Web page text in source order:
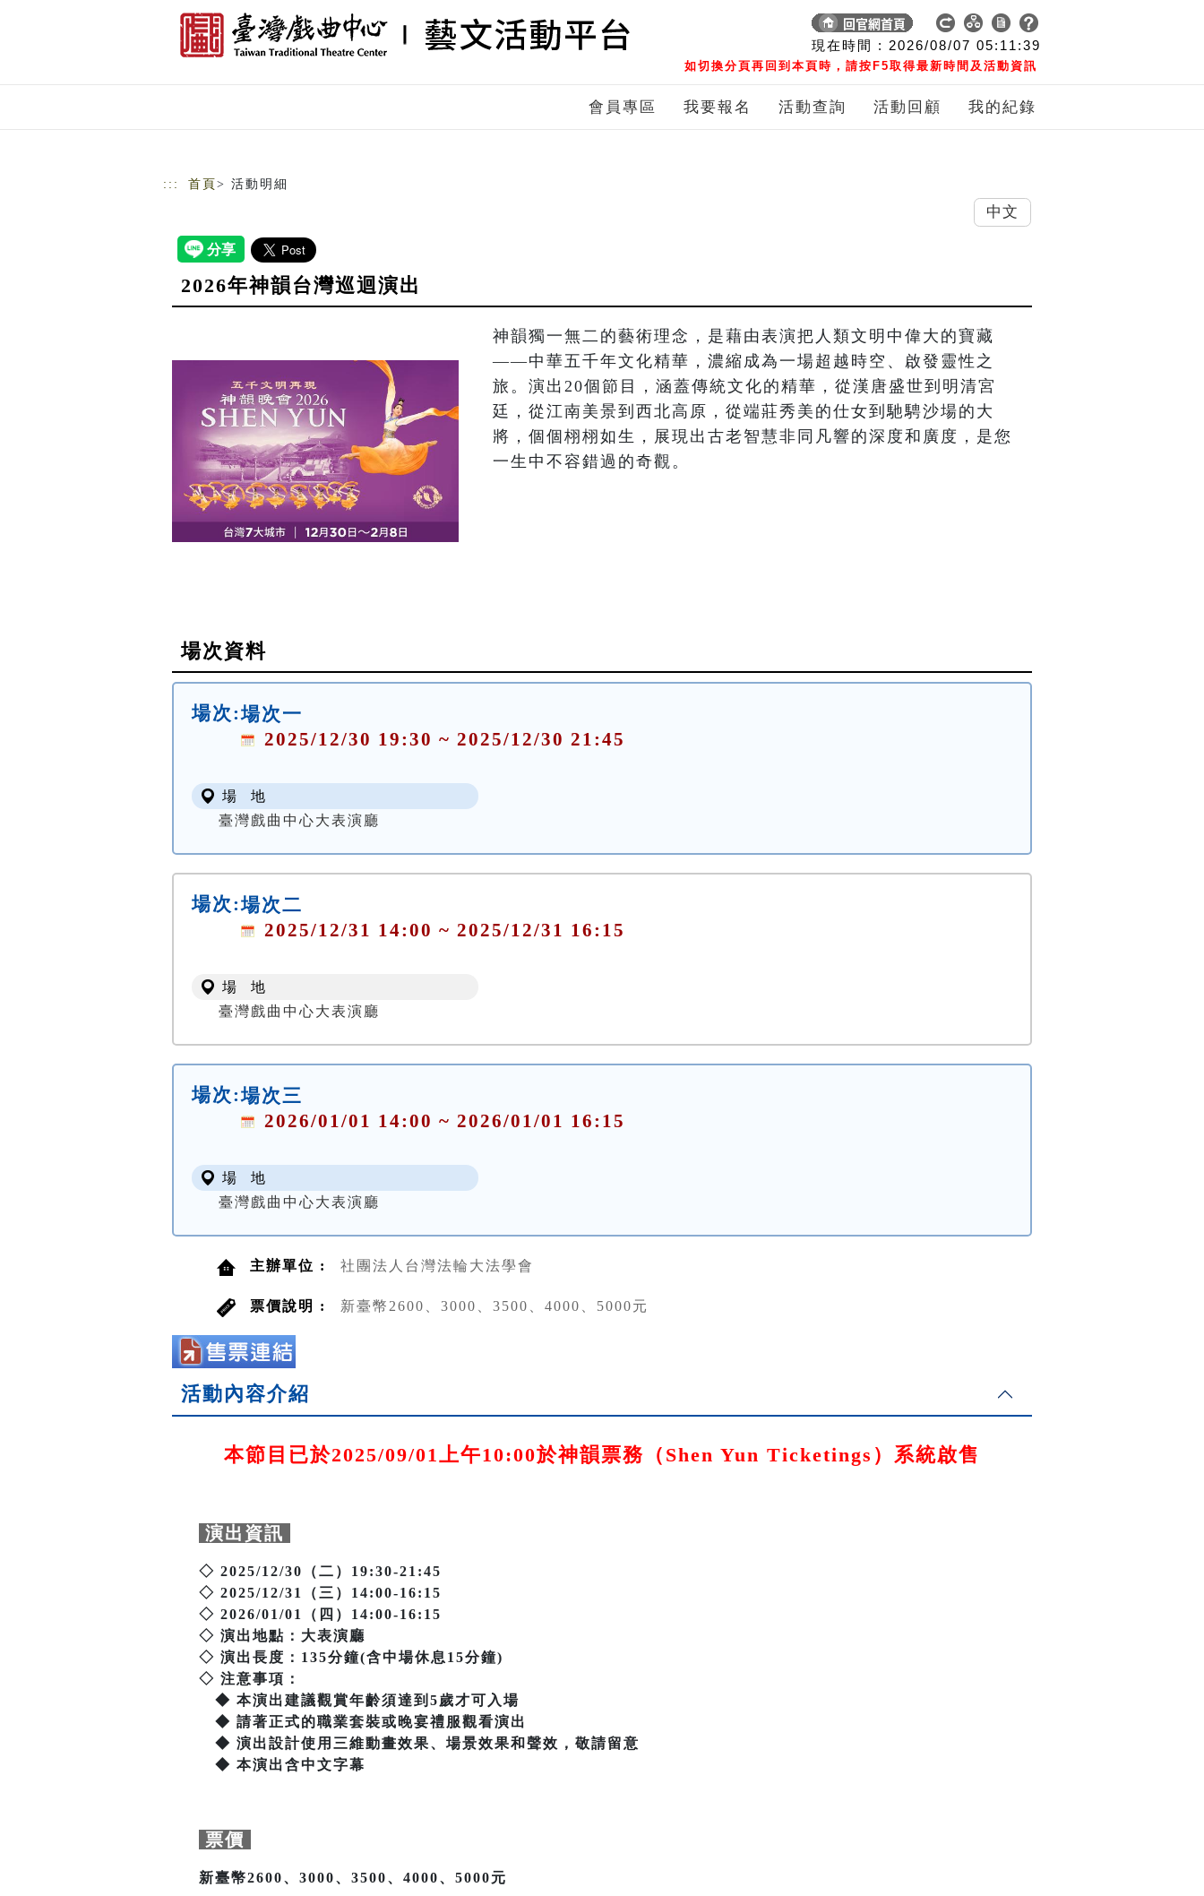
現在時間 : 2026/08/07 05:11:40
如切換分頁再回到本頁時，請按F5取得最新時間及活動資訊
會員專區 我要報名 活動查詢 活動回顧 我的紀錄
::: 首頁 > 活動明細
2026年神韻台灣巡迴演出
神韻獨一無二的藝術理念，是藉由表演把人類文明中偉大的寶藏
——中華五千年文化精華，濃縮成為一場超越時空、啟發靈性之
旅。演出20個節目，涵蓋傳統文化的精華，從漢唐盛世到明清宮
廷，從江南美景到西北高原，從端莊秀美的仕女到馳騁沙場的大
將，個個栩栩如生，展現出古老智慧非同凡響的深度和廣度，是您
一生中不容錯過的奇觀。
場次資料
場次:場次一
2025/12/30 19:30 ~ 2025/12/30 21:45
場 地
臺灣戲曲中心大表演廳
場次:場次二
2025/12/31 14:00 ~ 2025/12/31 16:15
場 地
臺灣戲曲中心大表演廳
場次:場次三
2026/01/01 14:00 ~ 2026/01/01 16:15
場 地
臺灣戲曲中心大表演廳
主辦單位 : 社團法人台灣法輪大法學會
票價說明 : 新臺幣2600、3000、3500、4000、5000元
活動內容介紹
本節目已於2025/09/01上午10:00於神韻票務（Shen Yun Ticketings）系統啟售
演出資訊
◇ 2025/12/30（二）19:30-21:45
◇ 2025/12/31（三）14:00-16:15
◇ 2026/01/01（四）14:00-16:15
◇ 演出地點：大表演廳
◇ 演出長度：135分鐘(含中場休息15分鐘)
◇ 注意事項：
◆ 本演出建議觀賞年齡須達到5歲才可入場
◆ 請著正式的職業套裝或晚宴禮服觀看演出
◆ 演出設計使用三維動畫效果、場景效果和聲效，敬請留意
◆ 本演出含中文字幕
票價
新臺幣2600、3000、3500、4000、5000元